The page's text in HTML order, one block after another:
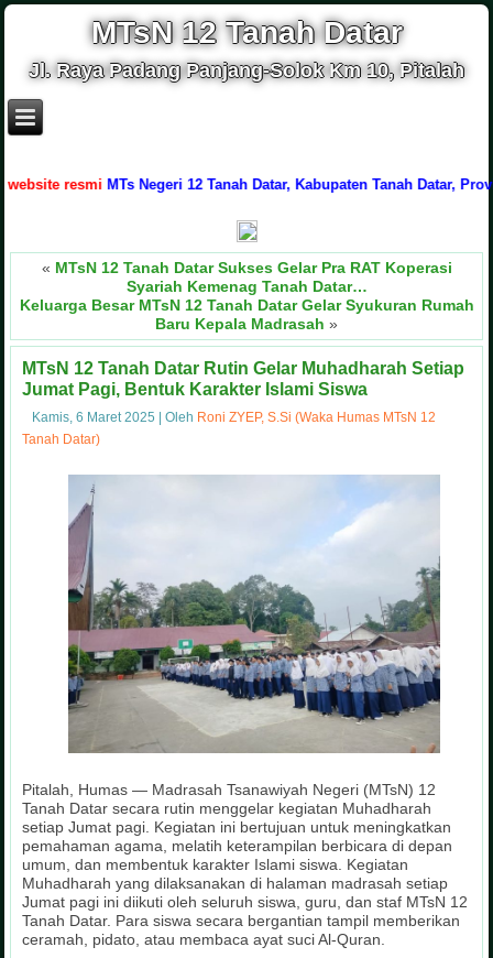
MTsN 12 Tanah Datar
Jl. Raya Padang Panjang-Solok Km 10, Pitalah
resmi MTs Negeri 12 Tanah Datar, Kabupaten Tanah Datar, Provinsi
« MTsN 12 Tanah Datar Sukses Gelar Pra RAT Koperasi
Syariah Kemenag Tanah Datar…
Keluarga Besar MTsN 12 Tanah Datar Gelar Syukuran Rumah
Baru Kepala Madrasah »
MTsN 12 Tanah Datar Rutin Gelar Muhadharah Setiap
Jumat Pagi, Bentuk Karakter Islami Siswa
Kamis, 6 Maret 2025 |Oleh Roni ZYEP, S.Si (Waka Humas MTsN 12
Tanah Datar)
Pitalah, Humas — Madrasah Tsanawiyah Negeri (MTsN) 12
Tanah Datar secara rutin menggelar kegiatan Muhadharah
setiap Jumat pagi. Kegiatan ini bertujuan untuk meningkatkan
pemahaman agama, melatih keterampilan berbicara di depan
umum, dan membentuk karakter Islami siswa. Kegiatan
Muhadharah yang dilaksanakan di halaman madrasah setiap
Jumat pagi ini diikuti oleh seluruh siswa, guru, dan staf MTsN 12
Tanah Datar. Para siswa secara bergantian tampil memberikan
ceramah, pidato, atau membaca ayat suci Al-Quran.